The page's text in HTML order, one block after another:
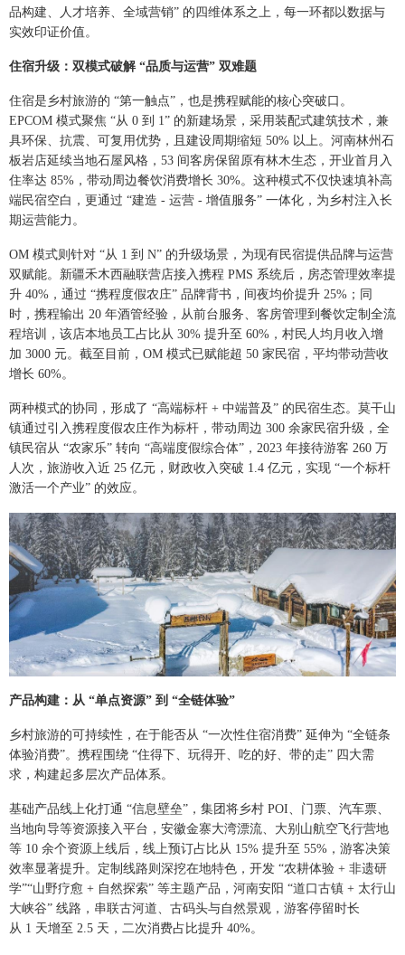
品构建、人才培养、全域营销” 的四维体系之上，每一环都以数据与
实效印证价值。
住宿升级：双模式破解 “品质与运营” 双难题
住宿是乡村旅游的 “第一触点”，也是携程赋能的核心突破口。
EPCOM 模式聚焦 “从 0 到 1” 的新建场景，采用装配式建筑技术，兼
具环保、抗震、可复用优势，且建设周期缩短 50% 以上。河南林州石
板岩店延续当地石屋风格，53 间客房保留原有林木生态，开业首月入
住率达 85%，带动周边餐饮消费增长 30%。这种模式不仅快速填补高
端民宿空白，更通过 “建造 - 运营 - 增值服务” 一体化，为乡村注入长
期运营能力。
OM 模式则针对 “从 1 到 N” 的升级场景，为现有民宿提供品牌与运营
双赋能。新疆禾木西融联营店接入携程 PMS 系统后，房态管理效率提
升 40%，通过 “携程度假农庄” 品牌背书，间夜均价提升 25%；同
时，携程输出 20 年酒管经验，从前台服务、客房管理到餐饮定制全流
程培训，该店本地员工占比从 30% 提升至 60%，村民人均月收入增
加 3000 元。截至目前，OM 模式已赋能超 50 家民宿，平均带动营收
增长 60%。
两种模式的协同，形成了 “高端标杆 + 中端普及” 的民宿生态。莫干山
镇通过引入携程度假农庄作为标杆，带动周边 300 余家民宿升级，全
镇民宿从 “农家乐” 转向 “高端度假综合体”，2023 年接待游客 260 万
人次，旅游收入近 25 亿元，财政收入突破 1.4 亿元，实现 “一个标杆
激活一个产业” 的效应。
产品构建：从 “单点资源” 到 “全链体验”
乡村旅游的可持续性，在于能否从 “一次性住宿消费” 延伸为 “全链条
体验消费”。携程围绕 “住得下、玩得开、吃的好、带的走” 四大需
求，构建起多层次产品体系。
基础产品线上化打通 “信息壁垒”，集团将乡村 POI、门票、汽车票、
当地向导等资源接入平台，安徽金寨大湾漂流、大别山航空飞行营地
等 10 余个资源上线后，线上预订占比从 15% 提升至 55%，游客决策
效率显著提升。定制线路则深挖在地特色，开发 “农耕体验 + 非遗研
学”“山野疗愈 + 自然探索” 等主题产品，河南安阳 “道口古镇 + 太行山
大峡谷” 线路，串联古河道、古码头与自然景观，游客停留时长
从 1 天增至 2.5 天，二次消费占比提升 40%。